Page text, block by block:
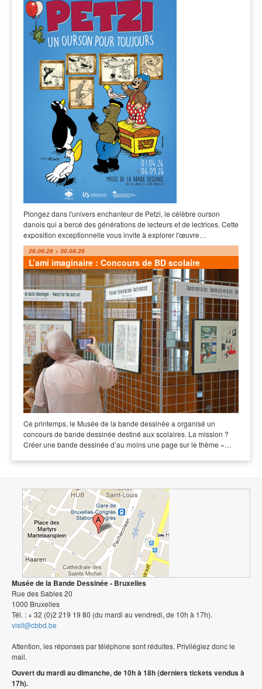
Plongez dans l'univers enchanteur de Petzi, le célèbre ourson
danois qui a bercé des générations de lecteurs et de lectrices. Cette
exposition exceptionnelle vous invite à explorer l'œuvre…
26.06.26 > 30.08.26
L’ami imaginaire : Concours de BD scolaire
Ce printemps, le Musée de la bande dessinée a organisé un
concours de bande dessinée destiné aux scolaires. La mission ?
Créer une bande dessinée d’au moins une page sur le thème «…
Musée de la Bande Dessinée - Bruxelles
Rue des Sables 20
1000 Bruxelles
Tél. : + 32 (0)2 219 19 80 (du mardi au vendredi, de 10h à 17h).
visit@cbbd.be
Attention, les réponses par téléphone sont réduites. Privilégiez donc le
mail.
Ouvert du mardi au dimanche, de 10h à 18h (derniers tickets vendus à
17h).